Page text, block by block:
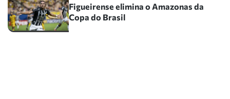
Figueirense elimina o Amazonas da
Copa do Brasil